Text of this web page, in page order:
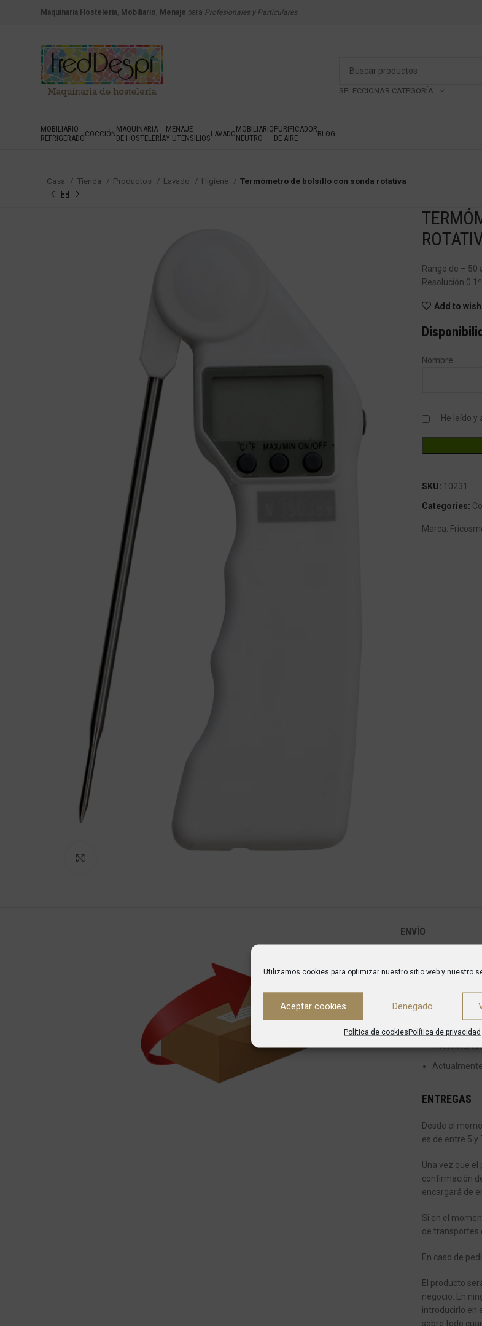
Utilizamos cookies para optimizar nuestro sitio web y nuestro
Aceptar cookies Denegado
Política de cookiesPolítica de privacidad
Maquinaria Hostelería, Mobiliario, Menaje para Profesionales y Particulares
SELECCIONAR CATEGORÍA
MOBILIARIO
REFRIGERADOCOCCIÓNMAQUINARIA
DE HOSTELERÍA
MENAJE
Y UTENSILIOSLAVADOMOBILIARIO
NEUTRO
PURIFICADOR
DE AIRE
BLOG
Casa Tienda Productos Lavado Higiene Termómetro de bolsillo con sonda rotativa
Rango de – 50
Resolución 0.1º
Add to
Nombre
He leído y
SKU: 10231
Categories:
Marca:
ENVÍO
ENVÍOS
Envío a
inferiores el
Envío a
inferiores el
ENTREGAS
Desde el
es de entre 5 y
Una vez que
confirmación
encargará de
Si en el
de transportes
En caso de
El producto
negocio. En
introducirlo en
sobre todo